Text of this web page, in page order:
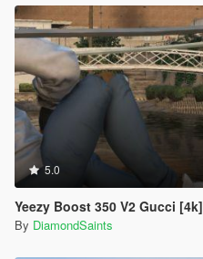
5.0
Yeezy Boost 350 V2 Gucci [4k]
By DiamondSaints